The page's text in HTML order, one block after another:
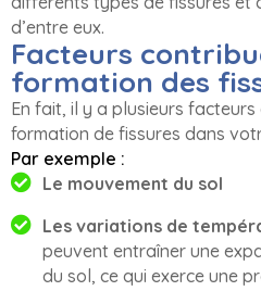
d’entre eux.
Facteurs
formation des
En fait, il y a plusieurs
formation de fissures dans
Par exemple :
Le mouvement du sol
Les variations de
peuvent entraîner une
du sol, ce qui exerce une